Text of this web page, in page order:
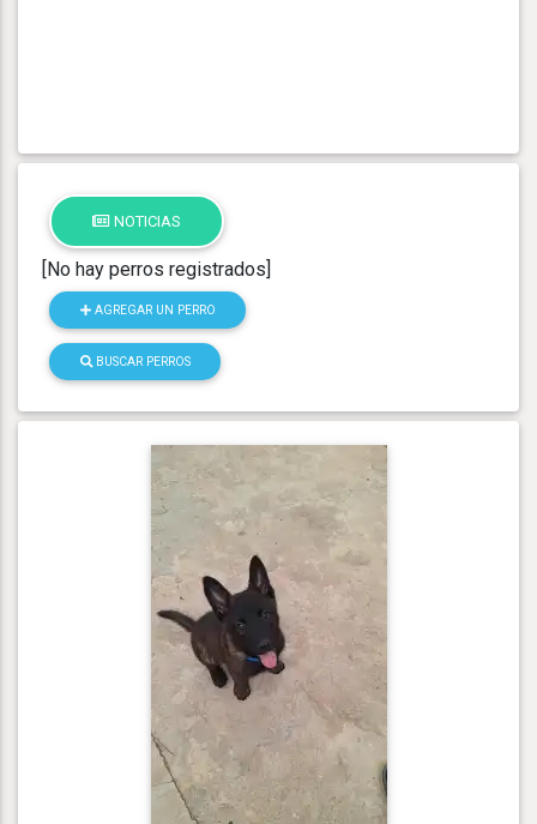
NOTICIAS
[No hay perros registrados]
AGREGAR UN PERRO
BUSCAR PERROS